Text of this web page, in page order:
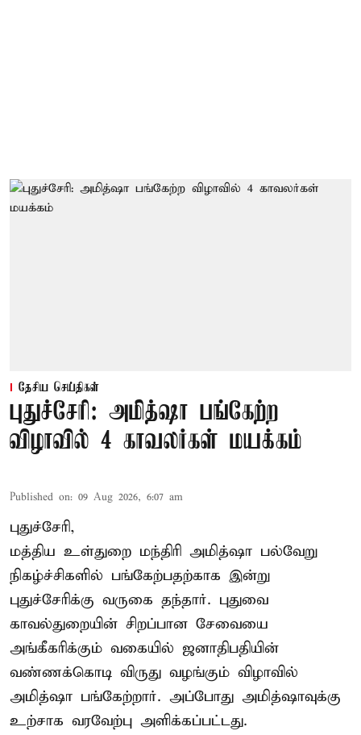
தேசிய செய்திகள்
புதுச்சேரி: அமித்ஷா பங்கேற்ற
விழாவில் 4 காவலர்கள் மயக்கம்
Published on: 09 Aug 2026, 6:07 am
புதுச்சேரி,
மத்திய உள்துறை மந்திரி அமித்ஷா பல்வேறு
நிகழ்ச்சிகளில் பங்கேற்பதற்காக இன்று
புதுச்சேரிக்கு வருகை தந்தார். புதுவை
காவல்துறையின் சிறப்பான சேவையை
அங்கீகரிக்கும் வகையில் ஜனாதிபதியின்
வண்ணக்கொடி விருது வழங்கும் விழாவில்
அமித்ஷா பங்கேற்றார். அப்போது அமித்ஷாவுக்கு
உற்சாக வரவேற்பு அளிக்கப்பட்டது.